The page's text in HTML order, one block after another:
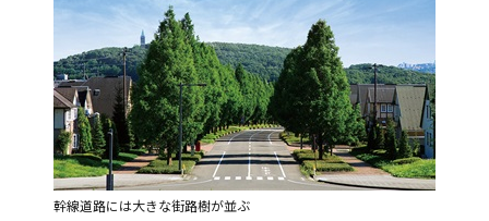
幹線道路には大きな街路樹が並ぶ